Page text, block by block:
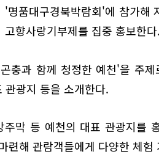
'명품대구경북박람회'에 참가해
고향사랑기부제를 집중 홍보한다.
충과 함께 청정한 예천'을 주
관광지 등을 소개한다.
주막 등 예천의 대표 관광지를
련해 관람객들에게 다양한 체험